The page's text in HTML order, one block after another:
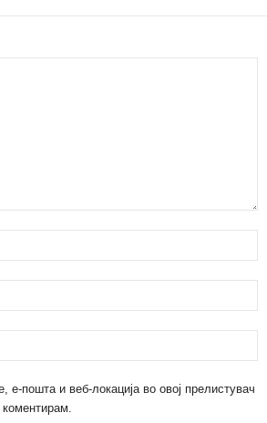
е-пошта и веб-локација во овој прелистувач